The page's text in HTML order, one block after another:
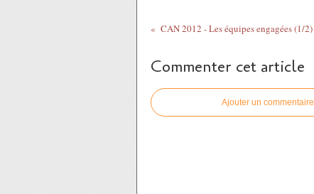
CAN 2012 - Les équipes engagées (1/2)
Commenter cet article
Ajouter un commentaire